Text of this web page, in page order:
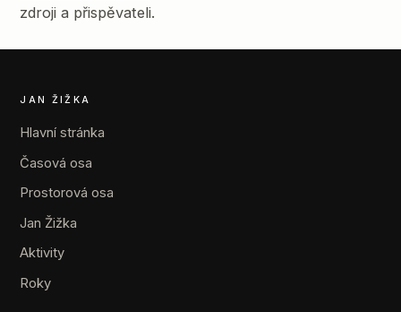
zdroji a přispěvateli.
JAN ŽIŽKA
Hlavní stránka
Časová osa
Prostorová osa
Jan Žižka
Aktivity
Roky